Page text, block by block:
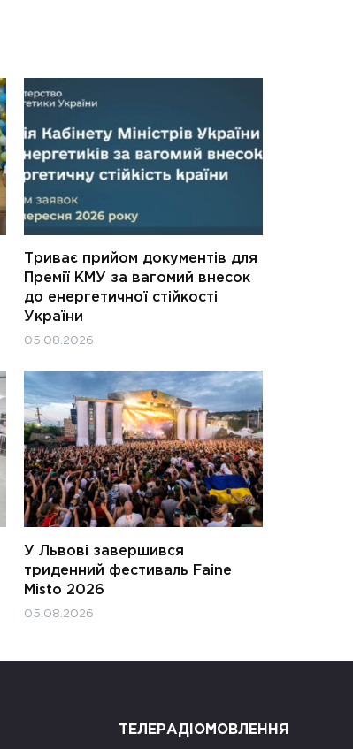
Триває прийом документів для
Премії КМУ за вагомий внесок
до енергетичної стійкості
України
05.08.2026
У Львові завершився
триденний фестиваль Faine
Misto 2026
05.08.2026
ТЕЛЕРАДІОМОВЛЕННЯ